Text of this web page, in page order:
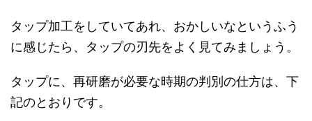
タップ加工をしていてあれ、おかしいなというふう
に感じたら、タップの刃先をよく見てみましょう。
タップに、再研磨が必要な時期の判別の仕方は、下
記のとおりです。